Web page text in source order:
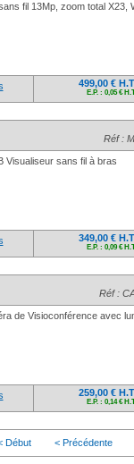
fil 13Mp, zoom total X23,
499,00 €
E.P. : 0,05 €
Réf :
Visualiseur sans fil à bras
349,00 €
E.P. : 0,09 €
Réf :
de Visioconférence avec
259,00 €
E.P. : 0,14 €
Début < Précédente